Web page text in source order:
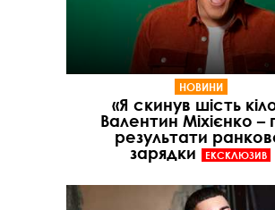
НОВИНИ
«Я скинув шість
Валентин Міхієнко –
результати
зарядки
ЕКСКЛЮЗИВ